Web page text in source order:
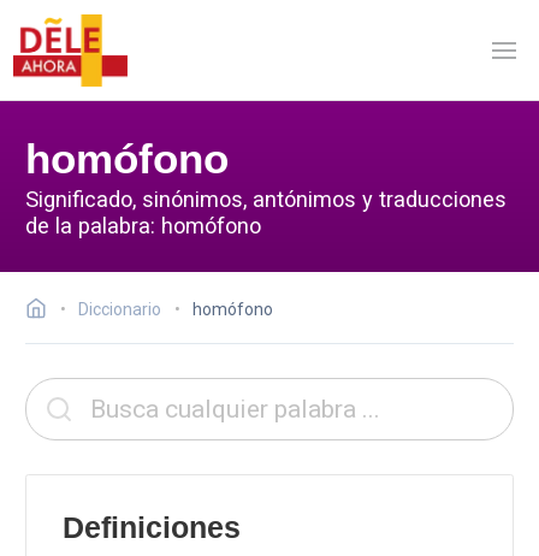
homófono
Significado, sinónimos, antónimos y traducciones
de la palabra: homófono
Diccionario homófono
Definiciones